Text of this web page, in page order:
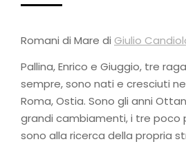
Romani di Mare di Giulio
Pallina, Enrico e Giuggio, tre
sempre, sono nati e cresciuti
Roma, Ostia. Sono gli anni
grandi cambiamenti, i tre poco
sono alla ricerca della propria